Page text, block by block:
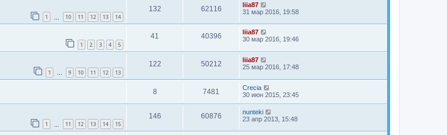
1 10 11 12 13 14
132 62116
liia87
31 мар 2016, 19:58
1 2 3 4 5
41 40396
liia87
30 мар 2016, 19:46
1 … 9 10 11 12 13
122 50212
liia87
25 мар 2016, 17:48
8 7481
Crecia
30 июн 2015, 23:45
1 11 12 13 14 15
146 60876
nunteki
23 апр 2013, 15:48